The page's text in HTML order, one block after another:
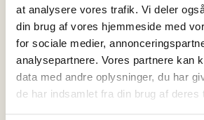
at analysere vores trafik. Vi deler
din brug af vores hjemmeside med
for sociale medier,
analysepartnere. Vores partnere kan
data med andre oplysninger, du har
de har indsamlet fra din brug af deres
stor kundetilgang og høj aktivitet inden for
og…